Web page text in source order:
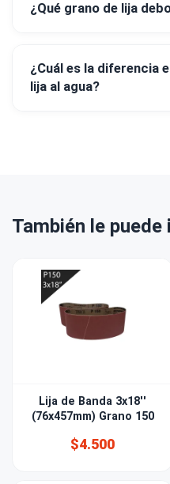
¿Qué grano de lija
¿Cuál es la diferencia
lija al agua?
También le
Lija de Banda 3x18''
(76x457mm) Grano 150
$4.500